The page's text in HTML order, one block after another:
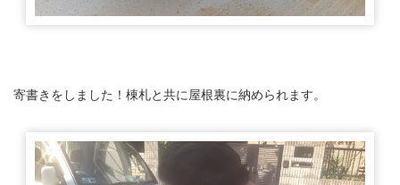
寄書きをしました！棟札と共に屋根裏に納められます。